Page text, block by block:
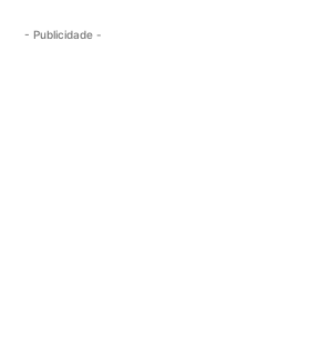
- Publicidade -